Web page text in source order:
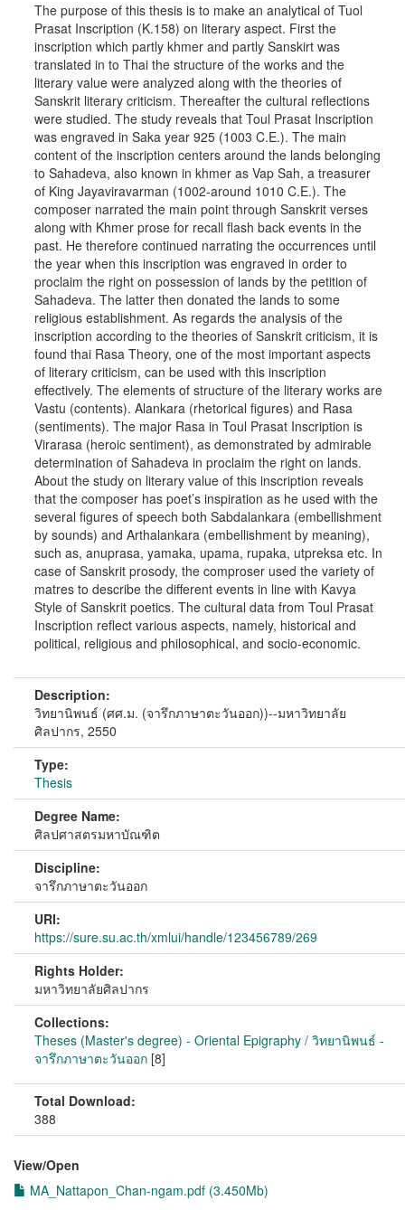
The purpose of this thesis is to make an analytical of Tuol
Prasat Inscription (K.158) on literary aspect. First the
inscription which partly khmer and partly Sanskirt was
translated in to Thai the structure of the works and the
literary value were analyzed along with the theories of
Sanskrit literary criticism. Thereafter the cultural reflections
were studied. The study reveals that Toul Prasat Inscription
was engraved in Saka year 925 (1003 C.E.). The main
content of the inscription centers around the lands belonging
to Sahadeva, also known in khmer as Vap Sah, a treasurer
of King Jayaviravarman (1002-around 1010 C.E.). The
composer narrated the main point through Sanskrit verses
along with Khmer prose for recall flash back events in the
past. He therefore continued narrating the occurrences until
the year when this inscription was engraved in order to
proclaim the right on possession of lands by the petition of
Sahadeva. The latter then donated the lands to some
religious establishment. As regards the analysis of the
inscription according to the theories of Sanskrit criticism, it is
found thai Rasa Theory, one of the most important aspects
of literary criticism, can be used with this inscription
effectively. The elements of structure of the literary works are
Vastu (contents). Alankara (rhetorical figures) and Rasa
(sentiments). The major Rasa in Toul Prasat Inscription is
Virarasa (heroic sentiment), as demonstrated by admirable
determination of Sahadeva in proclaim the right on lands.
About the study on literary value of this inscription reveals
that the composer has poet’s inspiration as he used with the
several figures of speech both Sabdalankara (embellishment
by sounds) and Arthalankara (embellishment by meaning),
such as, anuprasa, yamaka, upama, rupaka, utpreksa etc. In
case of Sanskrit prosody, the comproser used the variety of
matres to describe the different events in line with Kavya
Style of Sanskrit poetics. The cultural data from Toul Prasat
Inscription reflect various aspects, namely, historical and
political, religious and philosophical, and socio-economic.
Description:
วิทยานิพนธ์ (ศศ.ม. (จารึกภาษาตะวันออก))--มหาวิทยาลัย
ศิลปากร, 2550
Type:
Thesis
Degree Name:
ศิลปศาสตรมหาบัณฑิต
Discipline:
จารึกภาษาตะวันออก
URI:
https://sure.su.ac.th/xmlui/handle/123456789/269
Rights Holder:
มหาวิทยาลัยศิลปากร
Collections:
Theses (Master's degree) - Oriental Epigraphy / วิทยานิพนธ์ -
จารึกภาษาตะวันออก [8]
Total Download:
388
View/Open
MA_Nattapon_Chan-ngam.pdf (3.450Mb)